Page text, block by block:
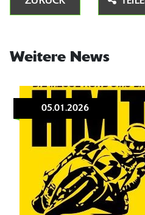
Weitere News
05.01.2026